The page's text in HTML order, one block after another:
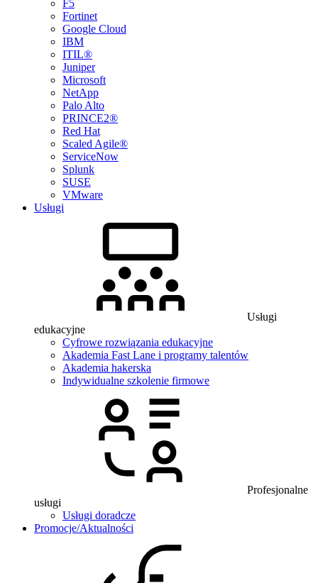
F5
Fortinet
Google Cloud
IBM
ITIL®
Juniper
Microsoft
NetApp
Palo Alto
PRINCE2®
Red Hat
Scaled Agile®
ServiceNow
Splunk
SUSE
VMware
Usługi
Usługi
edukacyjne
Cyfrowe rozwiązania edukacyjne
Akademia Fast Lane i programy talentów
Akademia hakerska
Indywidualne szkolenie firmowe
Profesjonalne
usługi
Usługi doradcze
Promocje/Aktualności